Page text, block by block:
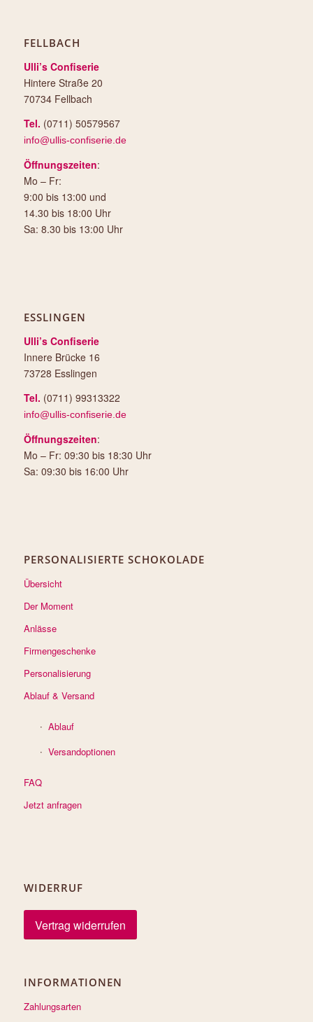
FELLBACH
Ulli’s Confiserie
Hintere Straße 20
70734 Fellbach
Tel. (0711) 50579567
info@ullis-confiserie.de
Öffnungszeiten:
Mo – Fr:
9:00 bis 13:00 und
14.30 bis 18:00 Uhr
Sa: 8.30 bis 13:00 Uhr
ESSLINGEN
Ulli’s Confiserie
Innere Brücke 16
73728 Esslingen
Tel. (0711) 99313322
info@ullis-confiserie.de
Öffnungszeiten:
Mo – Fr: 09:30 bis 18:30 Uhr
Sa: 09:30 bis 16:00 Uhr
PERSONALISIERTE SCHOKOLADE
Übersicht
Der Moment
Anlässe
Firmengeschenke
Personalisierung
Ablauf & Versand
Ablauf
Versandoptionen
FAQ
Jetzt anfragen
WIDERRUF
Vertrag widerrufen
INFORMATIONEN
Zahlungsarten